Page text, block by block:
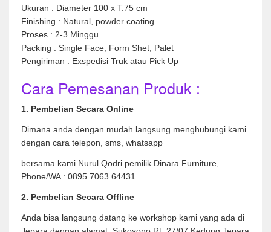
Ukuran : Diameter 100 x T.75 cm
Finishing : Natural, powder coating
Proses : 2-3 Minggu
Packing : Single Face, Form Shet, Palet
Pengiriman : Exspedisi Truk atau Pick Up
Cara Pemesanan Produk :
1. Pembelian Secara Online
Dimana anda dengan mudah langsung menghubungi kami
dengan cara telepon, sms, whatsapp
bersama kami Nurul Qodri pemilik Dinara Furniture,
Phone/WA : 0895 7063 64431
2. Pembelian Secara Offline
Anda bisa langsung datang ke workshop kami yang ada di